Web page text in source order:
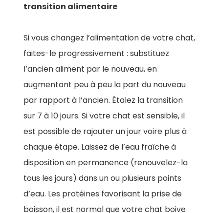
transition alimentaire
Si vous changez l’alimentation de votre chat,
faites-le progressivement : substituez
l’ancien aliment par le nouveau, en
augmentant peu à peu la part du nouveau
par rapport à l’ancien. Étalez la transition
sur 7 à 10 jours. Si votre chat est sensible, il
est possible de rajouter un jour voire plus à
chaque étape. Laissez de l’eau fraîche à
disposition en permanence (renouvelez-la
tous les jours) dans un ou plusieurs points
d’eau. Les protéines favorisant la prise de
boisson, il est normal que votre chat boive